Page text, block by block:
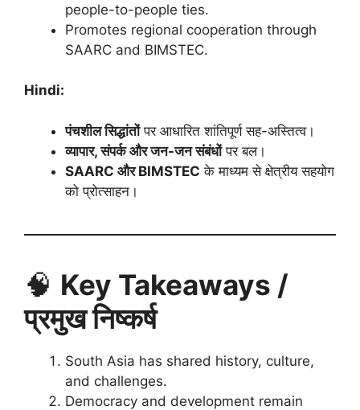
people-to-people ties.
Promotes regional cooperation through
SAARC and BIMSTEC.
Hindi:
पंचशील सिद्धांतोंपर आधारित शांतिपूर्ण सह-अस्तित्व।
व्यापार, संपर्क और जन-जन संबंधोंपर बल।
SAARC और BIMSTEC के माध्यम से क्षेत्रीय सहयोग
को प्रोत्साहन।
🧠 Key Takeaways /
प्रमुख निष्कर्ष
South Asia has shared history, culture,
and challenges.
Democracy and development remain